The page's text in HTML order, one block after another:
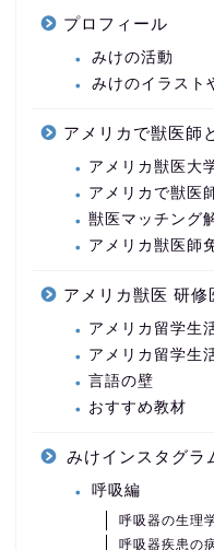
プロフィール
みけの活動
みけのイラスト
アメリカで獣医師
アメリカ獣医大
アメリカで獣医
獣医マッチング
アメリカ獣医師
アメリカ獣医 研修
アメリカ留学生
アメリカ留学生
言語の壁
おすすめ教材
みけインスタグラ
呼吸編
呼吸器の生理
呼吸器疾患の